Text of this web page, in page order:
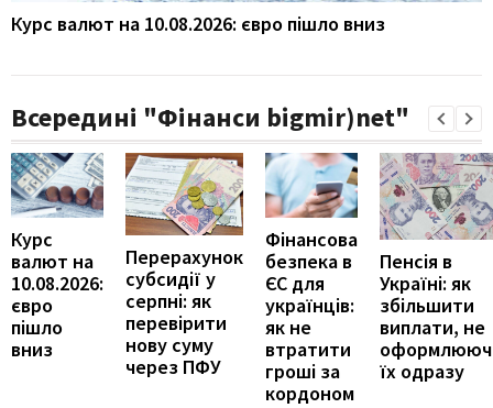
Курс валют на 10.08.2026: євро пішло вниз
Всередині "Фінанси bigmir)net"
Курс
валют на
10.08.2026:
євро
пішло
вниз
Перерахунок
субсидії у
серпні: як
перевірити
нову суму
через ПФУ
Фінансова
безпека в
ЄС для
українців:
як не
втратити
гроші за
кордоном
Пенсія в
Україні: як
збільшити
виплати, не
їх одразу